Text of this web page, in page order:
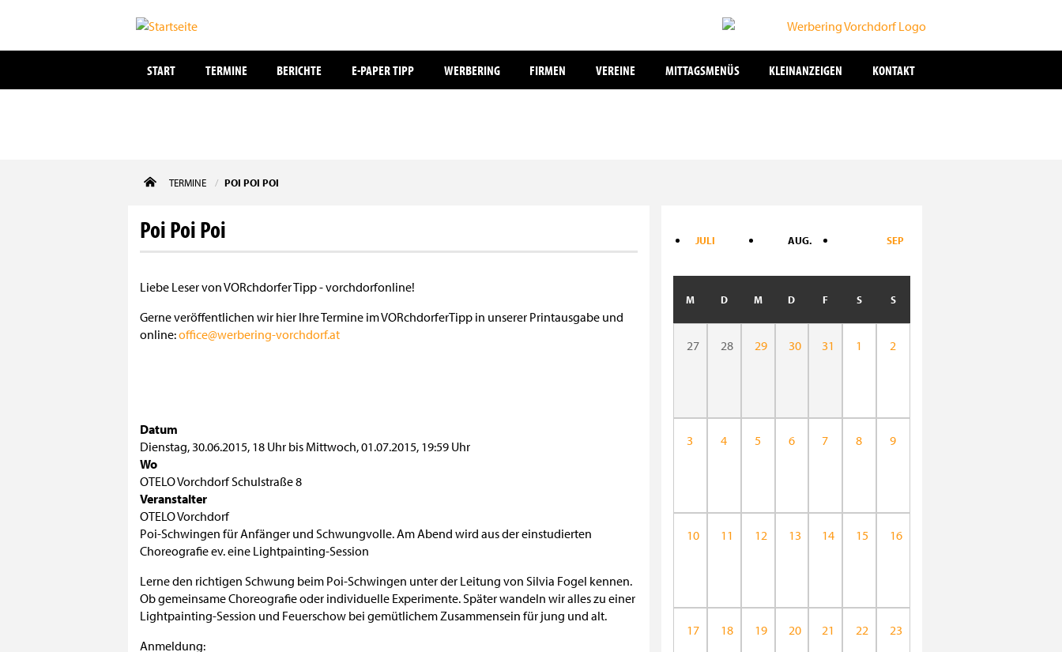
START TERMINE BERICHTE E-PAPER TIPP WERBERING FIRMEN VEREINE MITTAGSMENÜS KLEINANZEIGEN KONTAKT
TERMINE POI POI POI
Poi Poi Poi
Liebe Leser von VORchdorfer Tipp - vorchdorfonline!
Gerne veröffentlichen wir hier Ihre Termine im VORchdorferTipp in unserer Printausgabe und
online:office@werbering-vorchdorf.at
Datum
Dienstag, 30.06.2015, 18 Uhr bis Mittwoch, 01.07.2015, 19:59 Uhr
Wo
OTELO Vorchdorf Schulstraße 8
Veranstalter
OTELO Vorchdorf
Poi-Schwingen für Anfänger und Schwungvolle. Am Abend wird aus der einstudierten
Choreografie ev. eine Lightpainting-Session
Lerne den richtigen Schwung beim Poi-Schwingen unter der Leitung von Silvia Fogel kennen.
Ob gemeinsame Choreografie oder individuelle Experimente. Später wandeln wir alles zu einer
Lightpainting-Session und Feuerschow bei gemütlichem Zusammensein für jung und alt.
Anmeldung:
JULI AUG. SEP
M D M D F S S
27 28 29 30 31 1 2
3 4 5 6 7 8 9
10 11 12 13 14 15 16
17 18 19 20 21 22 23